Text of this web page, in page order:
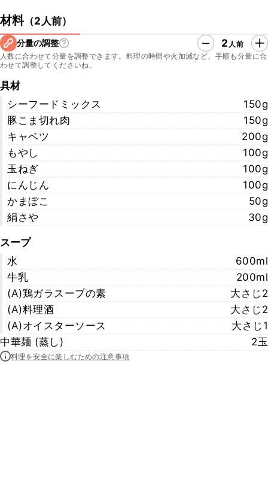
材料（2人前）
分量の調整 2 人前
人数に合わせて分量を調整できます。料理の時間や火加減など、手順も分量に合
わせて調整してくださいね。
具材
シーフードミックス
150g
豚こま切れ肉
150g
キャベツ
200g
もやし
100g
玉ねぎ
100g
にんじん
100g
かまぼこ
50g
絹さや
30g
スープ
水
600ml
牛乳
200ml
(A)鶏ガラスープの素
大さじ2
(A)料理酒
大さじ2
(A)オイスターソース
大さじ1
中華麺 (蒸し)
2玉
料理を安全に楽しむための注意事項